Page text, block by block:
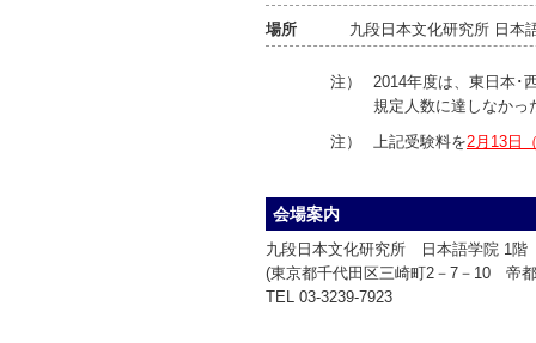
場所 九段日本文化研究所 日本
注）
2014年度は、東日本･
規定人数に達しなかっ
注）
上記受験料を2月13日（
会場案内
九段日本文化研究所 日本語学院 1階
(東京都千代田区三崎町2－7－10 帝
TEL 03-3239-7923